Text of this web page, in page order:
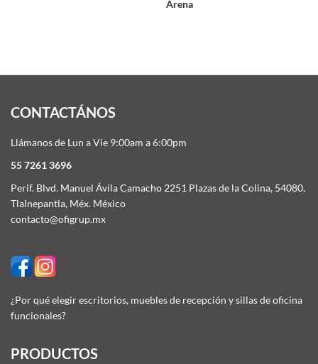
Arena
CONTACTÁNOS
Llámanos de Lun a Vie 9:00am a 6:00pm
55 7261 3696
Perif. Blvd. Manuel Ávila Camacho 2251 Plazas de la Colina, 54080,
Tlalnepantla, Méx. México
contacto@ofigrup.mx
¿Por qué elegir escritorios, muebles de recepción y sillas de oficina
funcionales?
PRODUCTOS